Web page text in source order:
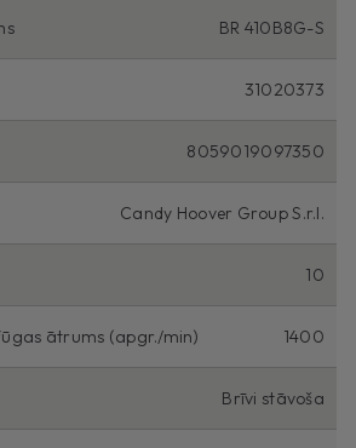
BR 410B8G-S
31020373
8059019097350
Candy Hoover Group S.r.l.
10
ātrums (apgr./min) 1400
Brīvi stāvoša